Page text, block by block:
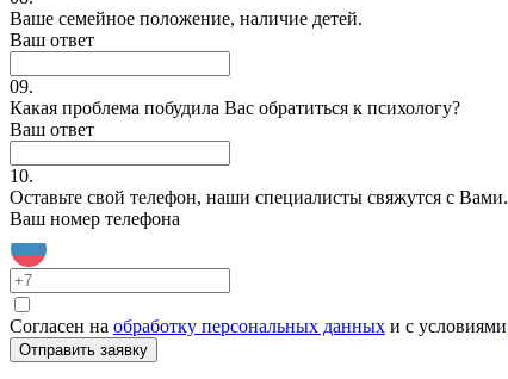
Ваше семейное положение, наличие детей.
Ваш ответ
09.
Какая проблема побудила Вас обратиться к психологу?
Ваш ответ
10.
Оставьте свой телефон, наши специалисты свяжутся с Вами.
Ваш номер телефона
Согласен на обработку персональных данных и с условиями
Отправить заявку